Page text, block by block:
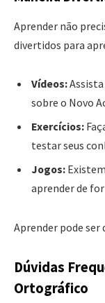
Aprender não
divertidos para
Vídeos:
sobre o Novo
Exercícios:
testar seus
Jogos:
aprender de
Aprender pode ser
Dúvidas
Ortográfico